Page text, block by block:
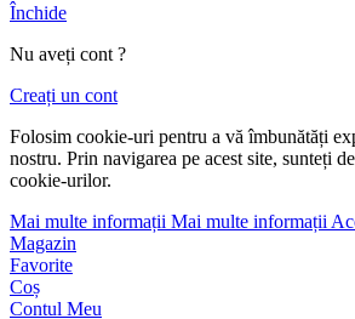
Închide
Nu aveți cont ?
Creați un cont
Folosim cookie-uri pentru a vă îmbunătăți
nostru. Prin navigarea pe acest site, sunteți
cookie-urilor.
Mai multe informații Mai multe informații
Magazin
Favorite
Coș
Contul Meu